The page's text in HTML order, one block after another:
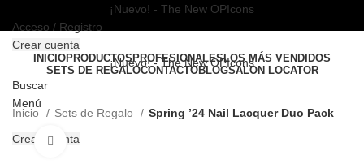
¡Nuevo! - The New OPIcons
Acceso / Registro
Crear cuenta
¡Nuevo! - The New OPIcons
INICIOPRODUCTOSPROFESIONALESLOS MÁS VENDIDOS
SETS DE REGALOCONTACTOBLOGSALON LOCATOR
Buscar
Menú
Crear cuenta
Inicio Sets de Regalo Spring ’24 Nail Lacquer Duo Pack
Clic para ampliar